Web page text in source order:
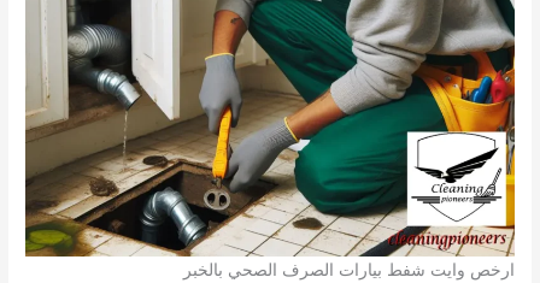
ارخص وايت شفط بيارات الصرف الصحي بالخبر